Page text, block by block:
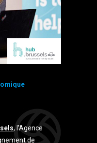
, l’Agence
de